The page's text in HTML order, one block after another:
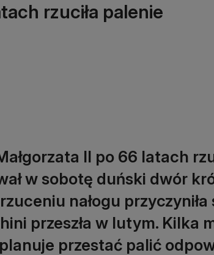
rzuciła palenie
II po 66 latach
w sobotę duński dwór
nałogu przyczyniła
przeszła w lutym. Kilka
przestać palić